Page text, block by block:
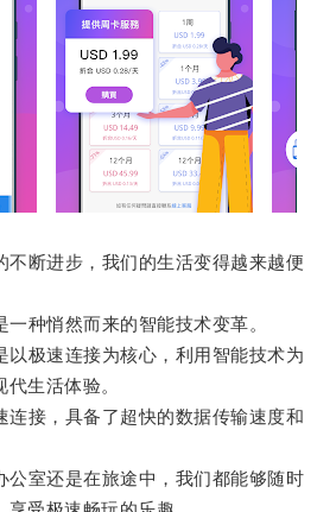
断进步，我们的生活变得越来越便
种悄然而来的智能技术变革。
极速连接为核心，利用智能技术为
生活体验。
接，具备了超快的数据传输速度和
室还是在旅途中，我们都能够随时